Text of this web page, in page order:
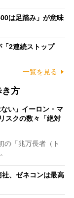
は足踏み」が意味
「2連続ストップ
一覧を見る
き方
い」イーロン・マ
スクの数々「絶対
の「兆万長者（ト
…
社、ゼネコンは最高